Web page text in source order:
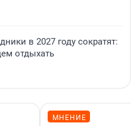
в 2027 году сократят:
отдыхать
МНЕНИЕ